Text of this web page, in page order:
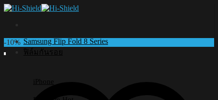
Skip
Samsung Flip Fold 8 Series
ฟิล์มกันรอย
iPhone
-10%